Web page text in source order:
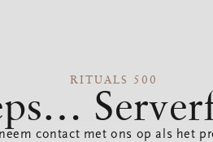
RITUALS 500
contact met ons op als het